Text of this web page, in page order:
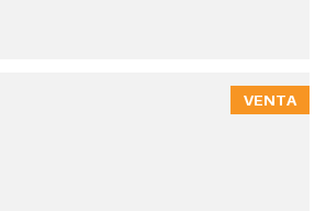
VENTA